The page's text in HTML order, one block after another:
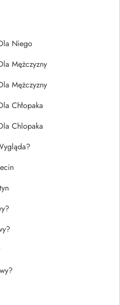
Niego
Mężczyzny
Mężczyzny
Chłopaka
Chlopaka